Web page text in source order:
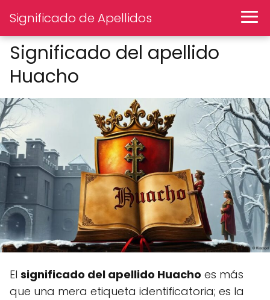
Significado de Apellidos
Significado del apellido
Huacho
El significado del apellido Huacho es más
que una mera etiqueta identificatoria; es la